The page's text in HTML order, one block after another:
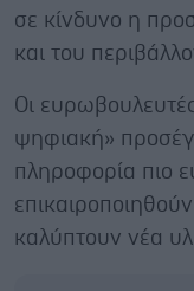
σε κίνδυνο η
και του
Οι
ψηφιακή»
πληροφορία πιο
καλύπτουν νέα